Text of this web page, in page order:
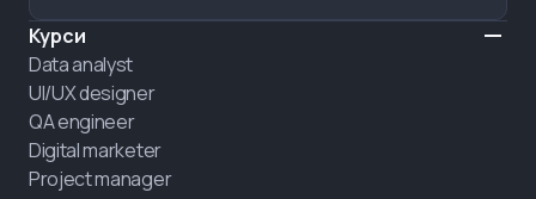
Курси
Data analyst
UI/UX designer
QA engineer
Digital marketer
Project manager